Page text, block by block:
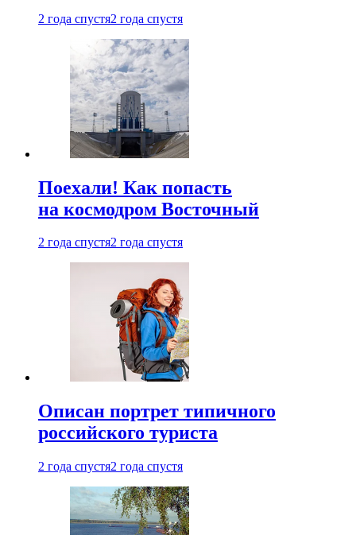
2 года спустя2 года спустя
Поехали! Как попасть
на космодром Восточный
2 года спустя2 года спустя
Описан портрет типичного
российского туриста
2 года спустя2 года спустя